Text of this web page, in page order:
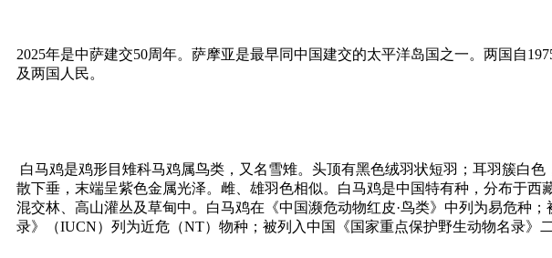
2025年是中萨建交50周年。萨摩亚是最早同中国建交的太平洋岛国之一。两国自
及两国人民。
白马鸡是鸡形目雉科马鸡属鸟类，又名雪雉。头顶有黑色绒羽状短羽；耳羽簇白
散下垂，末端呈紫色金属光泽。雌、雄羽色相似。白马鸡是中国特有种，分布于
混交林、高山灌丛及草甸中。白马鸡在《中国濒危动物红皮·鸟类》中列为易危种；
录》（IUCN）列为近危（NT）物种；被列入中国《国家重点保护野生动物名录》二